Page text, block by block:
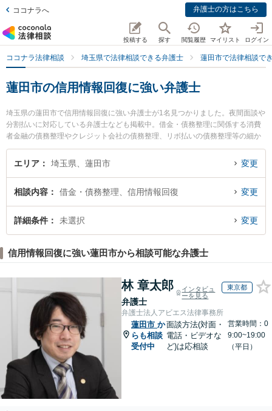
ココナラへ 弁護士の方はこちら
投稿する 探す 閲覧履歴 マイリスト ログイン
ココナラ法律相談 埼玉県で法律相談できる弁護士 蓮田市で法律相談で
蓮田市の信用情報回復に強い弁護士
埼玉県の蓮田市で信用情報回復に強い弁護士が1名見つかりました。夜間面談や
分割払いに対応している弁護士なども掲載中。借金・債務整理に関係する消費
者金融の債務整理やクレジット会社の債務整理、リボ払いの債務整理等の細か
な分野での絞り込み検索もでき便利です。特に蓮田総合法律事務所の那賀島 八
起弁護士のプロフィール情報や弁護士費用、強みなどが注目されています。
したい』『初回相談無料で信用情報回復を法律相談できる蓮田市内の弁護士に
相談予約したい』などでお困りの相談者さんにおすすめです。
エリア 埼玉県、蓮田市 変更
相談内容 借金・債務整理、信用情報回復 変更
詳細条件 未選択 変更
信用情報回復に強い蓮田市から相談可能な弁護士
林 章太郎
弁護士
インタビュ
ーを見る
東京都
弁護士法人アビエス法律事務所
蓮田市 か
らも相談
受付中
面談方法(対面・
電話・ビデオな
ど)は応相談
営業時間：0
9:00~19:00
（平日）